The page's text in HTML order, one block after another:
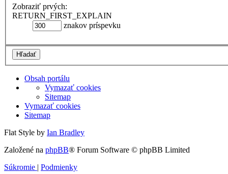
Zobraziť prvých:
RETURN_FIRST_EXPLAIN
znakov príspevku
Obsah portálu
Vymazať cookies
Sitemap
Vymazať cookies
Sitemap
Flat Style by Ian Bradley
Založené na phpBB® Forum Software © phpBB Limited
Súkromie | Podmienky